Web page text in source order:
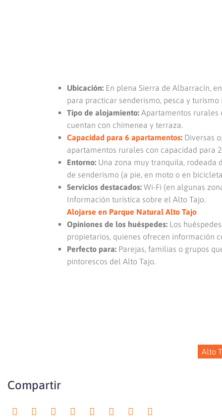
Ubicación: En plena Sierra de Albarracín,
para practicar senderismo, pesca y turismo
Tipo de alojamiento: Apartamentos rurales
cuentan con chimenea y terraza.
Capacidad para 6 apartamentos: Diversas
apartamentos rurales con capacidad para
Entorno: Una zona muy tranquila, rodeada
de senderismo (a pie, en moto o en
Servicios destacados: Wi-Fi (en algunas
Información turística sobre el Alto Tajo.
Alojarse en Parque Natural Alto Tajo
Opiniones de los huéspedes: Los
propietarios, quienes ofrecen información
Perfecto para: Parejas, familias o grupos
pintorescos del Alto Tajo.
Alto
Compartir